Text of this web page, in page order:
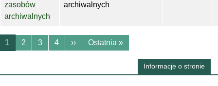
zasobów
archiwalnych
archiwalnych
Stronicowanie
1 2 3 4 ››Następna strona
Ostatnia »Ostatnia strona
Informacje o stronie